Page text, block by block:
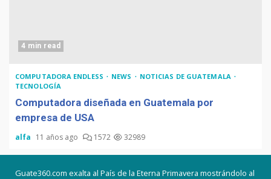
4 min read
COMPUTADORA ENDLESS NEWS
NOTICIAS DE GUATEMALA
TECNOLOGÍA
Computadora diseñada en Guatemala por
empresa de USA
alfa 11 años ago 1572 32989
Guate360.com exalta al País de la Eterna Primavera mostrándolo al